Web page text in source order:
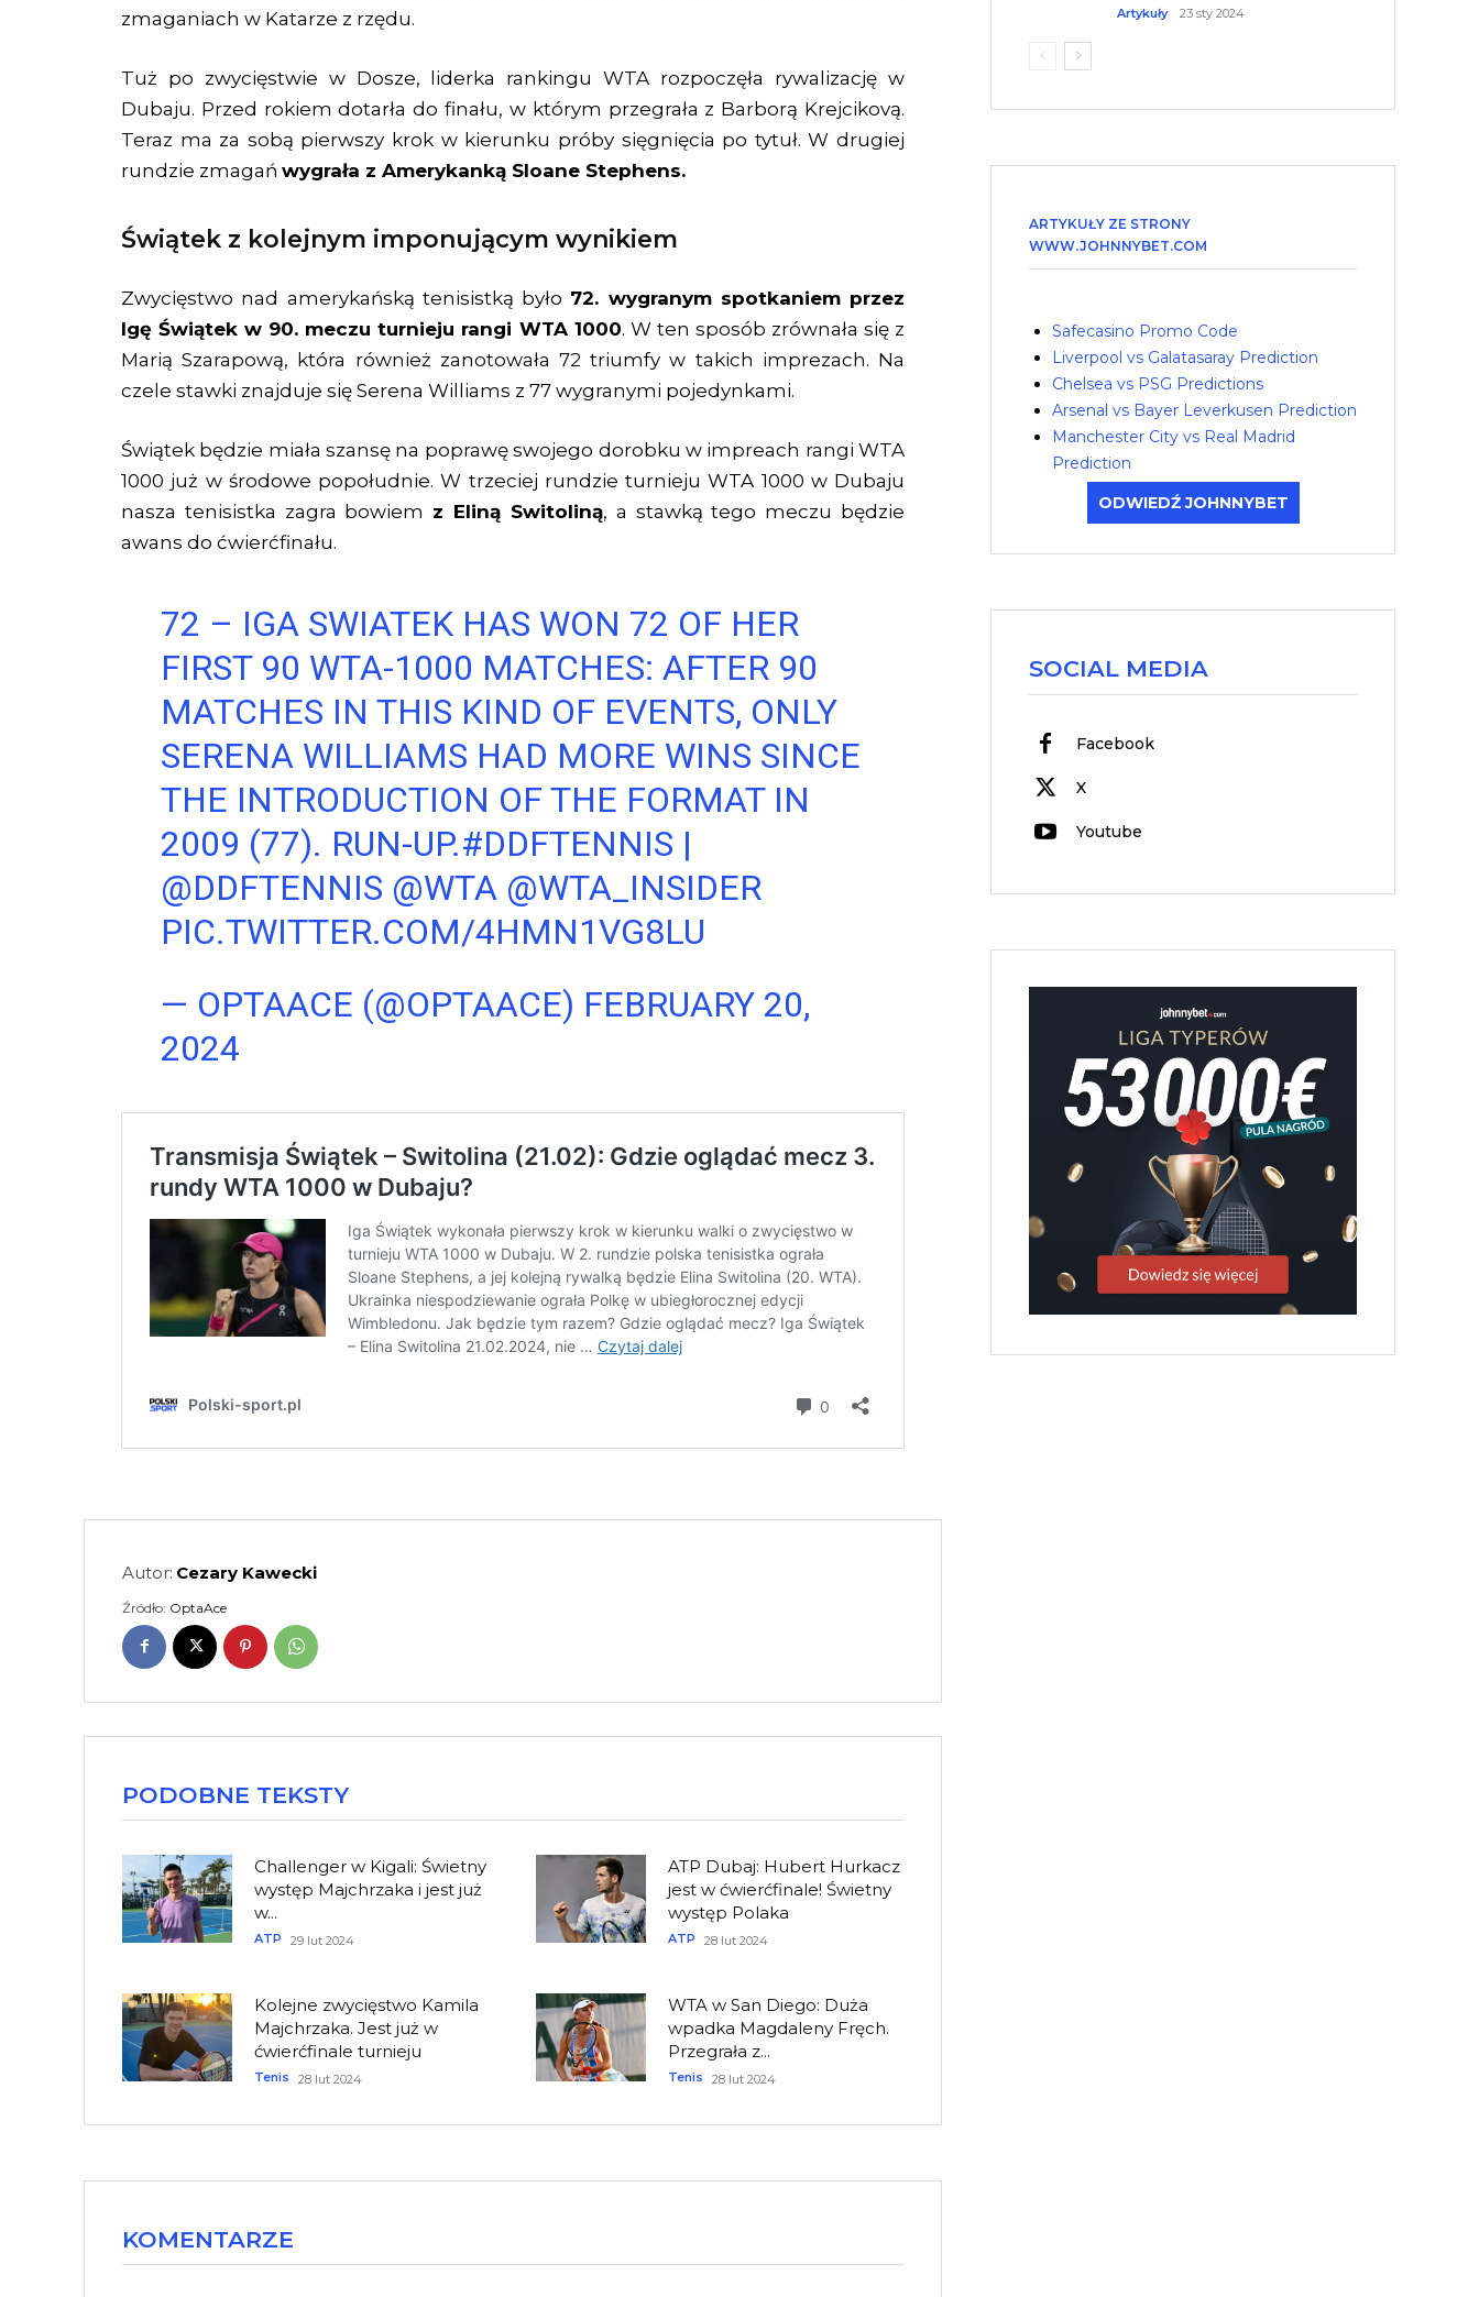
zmaganiach w Katarze z rzędu.
Tuż po zwycięstwie w Dosze, liderka rankingu WTA rozpoczęła rywalizację w
Dubaju. Przed rokiem dotarła do finału, w którym przegrała z Barborą Krejcikovą.
Teraz ma za sobą pierwszy krok w kierunku próby sięgnięcia po tytuł. W drugiej
rundzie zmagań wygrała z Amerykanką Sloane Stephens.
Świątek z kolejnym imponującym wynikiem
Zwycięstwo nad amerykańską tenisistką było 72. wygranym spotkaniem przez
Igę Świątek w 90. meczu turnieju rangi WTA 1000. W ten sposób zrównała się z
Marią Szarapową, która również zanotowała 72 triumfy w takich imprezach. Na
czele stawki znajduje się Serena Williams z 77 wygranymi pojedynkami.
Świątek będzie miała szansę na poprawę swojego dorobku w impreach rangi WTA
1000 już w środowe popołudnie. W trzeciej rundzie turnieju WTA 1000 w Dubaju
nasza tenisistka zagra bowiem z Eliną Switoliną, a stawką tego meczu będzie
awans do ćwierćfinału.
72 – IGA SWIATEK HAS WON 72 OF HER
FIRST 90 WTA-1000 MATCHES: AFTER 90
MATCHES IN THIS KIND OF EVENTS, ONLY
SERENA WILLIAMS HAD MORE WINS SINCE
THE INTRODUCTION OF THE FORMAT IN
2009 (77). RUN-UP.#DDFTENNIS |
@DDFTENNIS @WTA @WTA_INSIDER
PIC.TWITTER.COM/4HMN1VG8LU
— OPTAACE (@OPTAACE) FEBRUARY 20,
2024
Autor: Cezary Kawecki
Źródło: OptaAce
PODOBNE TEKSTY
Challenger w Kigali: Świetny
występ Majchrzaka i jest już
w...
ATP 29 lut 2024
ATP Dubaj: Hubert Hurkacz
jest w ćwierćfinale! Świetny
występ Polaka
ATP 28 lut 2024
Kolejne zwycięstwo Kamila
Majchrzaka. Jest już w
ćwierćfinale turnieju
Tenis 28 lut 2024
WTA w San Diego: Duża
wpadka Magdaleny Fręch.
Przegrała z...
Tenis 28 lut 2024
KOMENTARZE
Artykuły 23 sty 2024
ARTYKUŁY ZE STRONY
WWW.JOHNNYBET.COM
Safecasino Promo Code
Liverpool vs Galatasaray Prediction
Chelsea vs PSG Predictions
Arsenal vs Bayer Leverkusen Prediction
Manchester City vs Real Madrid
Prediction
ODWIEDŹ JOHNNYBET
SOCIAL MEDIA
Facebook
X
Youtube